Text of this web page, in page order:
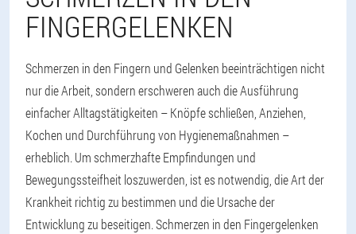
FINGERGELENKEN
Schmerzen in den Fingern und Gelenken beeinträchtigen nicht
nur die Arbeit, sondern erschweren auch die Ausführung
einfacher Alltagstätigkeiten – Knöpfe schließen, Anziehen,
Kochen und Durchführung von Hygienemaßnahmen –
erheblich. Um schmerzhafte Empfindungen und
Bewegungssteifheit loszuwerden, ist es notwendig, die Art der
Krankheit richtig zu bestimmen und die Ursache der
Entwicklung zu beseitigen. Schmerzen in den Fingergelenken